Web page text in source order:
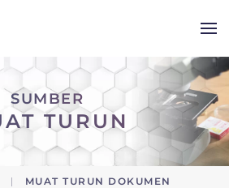
SUMBER
TURUN
MUAT TURUN DOKUMEN